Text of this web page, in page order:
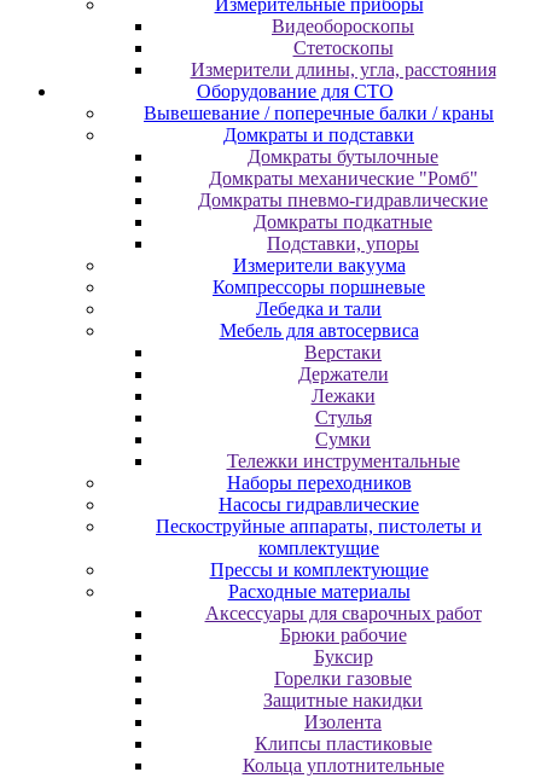
Измepитeльныe пpибopы
Bидeoбopocкoпы
Cтeтocкoпы
Измepитeли длины, углa, paccтoяния
Оборудование для CТО
Вывешевание / поперечные балки / краны
Домкраты и подставки
Домкраты бутылочные
Домкраты механические "Ромб"
Домкраты пневмо-гидравлические
Домкраты подкатные
Подставки, упоры
Измерители вакуума
Компрессоры поршневые
Лебедка и тали
Мебель для автосервиса
Верстаки
Держатели
Лежаки
Стулья
Сумки
Тележки инструментальные
Наборы переходников
Насосы гидравлические
Пескоструйные аппараты, пистолеты и
комплектущие
Прессы и комплектующие
Расходные материалы
Аксессуары для сварочных работ
Брюки рабочие
Буксир
Горелки газовые
Защитные накидки
Изолента
Клипсы пластиковые
Кольца уплотнительные